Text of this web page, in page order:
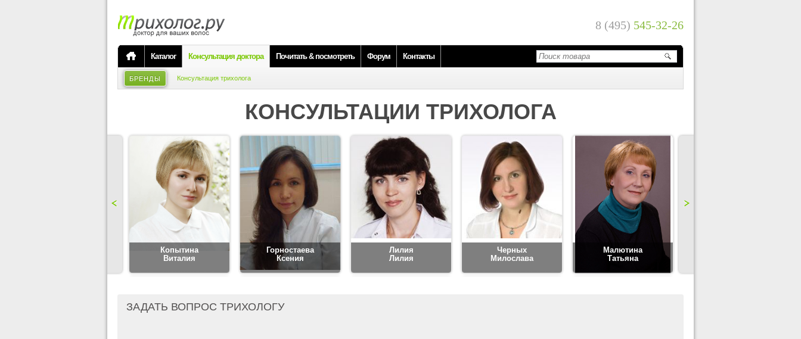
8 (495) 545-32-26
Каталог Консультация доктора Почитать & посмотреть Форум Контакты
БРЕНДЫ Консультация трихолога
КОНСУЛЬТАЦИИ ТРИХОЛОГА
Копытина
Виталия
Горностаева
Ксения
Лилия
Лилия
Черных
Милослава
Малютина
Татьяна
ЗАДАТЬ ВОПРОС ТРИХОЛОГУ